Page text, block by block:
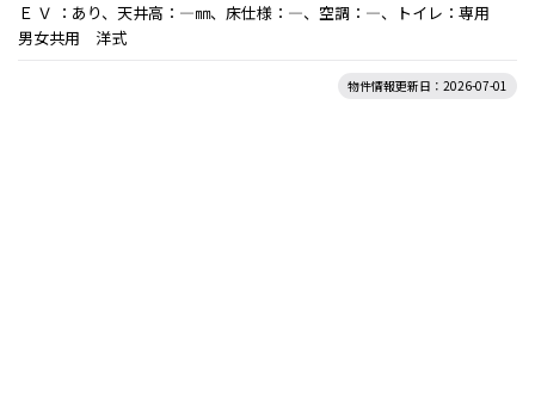
Ｅ Ｖ ：あり、天井高：―㎜、床仕様：―、空調：―、トイレ：専用
男女共用 洋式
物件情報更新日：2026-07-01